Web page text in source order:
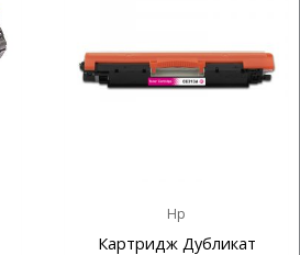
Hp
Картридж Дубликат